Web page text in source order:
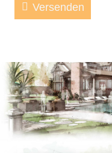
Versenden